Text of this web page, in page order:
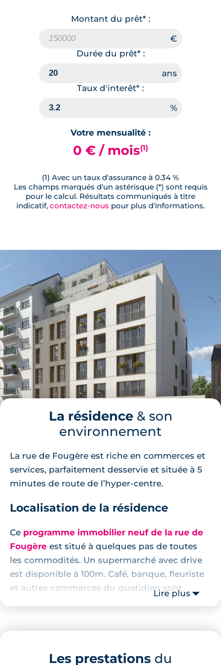
Montant du prêt* :
Durée du prêt* :
Taux d'interêt* :
Votre mensualité :
0 € / mois(1)
(1) Avec un taux d'assurance à 0.34 %
Les champs marqués d'un astérisque (*) sont requis
pour le calcul. Résultats communiqués à titre
indicatif, contactez-nous pour plus d'informations.
La résidence& son
environnement
La rue de Fougère est riche en commerces et
services, parfaitement desservie et située à 5
minutes de route de l’hyper-centre.
Localisation de la résidence
Ce programme immobilier neuf de la rue de
Fougère est situé à quelques pas de toutes
les commodités. Un supermarché avec drive
est disponible à 100m. Café, banque, fleuriste
et autres commerces du quotidien sont
l’Assomption (2ème meilleur lycée de la ville)
Lire plus
Les prestations du